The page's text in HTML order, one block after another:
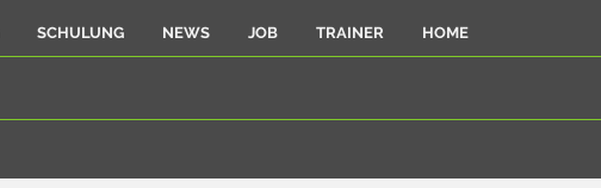
SCHULUNG NEWS JOB TRAINER HOME